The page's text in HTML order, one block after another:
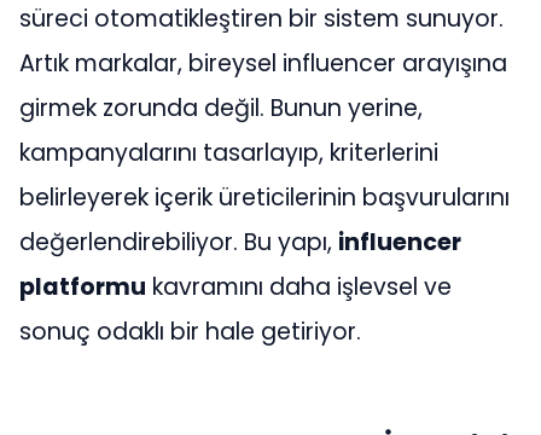
süreci otomatikleştiren bir sistem sunuyor.
Artık markalar, bireysel influencer arayışına
girmek zorunda değil. Bunun yerine,
kampanyalarını tasarlayıp, kriterlerini
belirleyerek içerik üreticilerinin başvurularını
değerlendirebiliyor. Bu yapı, influencer
platformu kavramını daha işlevsel ve
sonuç odaklı bir hale getiriyor.